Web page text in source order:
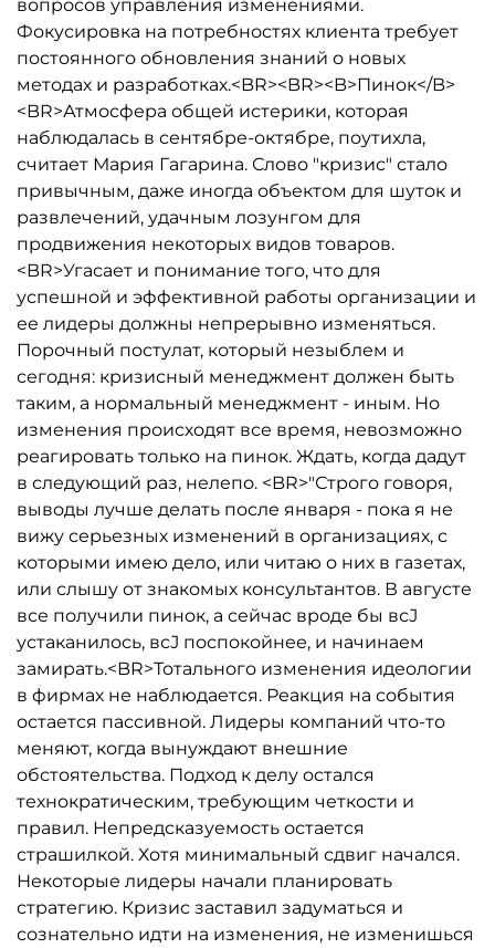
вопросов управления изменениями.
Фокусировка на потребностях клиента требует
постоянного обновления знаний о новых
методах и разработках.<BR><BR><B>Пинок</B>
<BR>Атмосфера общей истерики, которая
наблюдалась в сентябре-октябре, поутихла,
считает Мария Гагарина. Слово "кризис" стало
привычным, даже иногда объектом для шуток и
развлечений, удачным лозунгом для
продвижения некоторых видов товаров.
<BR>Угасает и понимание того, что для
успешной и эффективной работы организации и
ее лидеры должны непрерывно изменяться.
Порочный постулат, который незыблем и
сегодня: кризисный менеджмент должен быть
таким, а нормальный менеджмент - иным. Но
изменения происходят все время, невозможно
реагировать только на пинок. Ждать, когда дадут
в следующий раз, нелепо. <BR>"Строго говоря,
выводы лучше делать после января - пока я не
вижу серьезных изменений в организациях, с
которыми имею дело, или читаю о них в газетах,
или слышу от знакомых консультантов. В августе
все получили пинок, а сейчас вроде бы всЈ
устаканилось, всЈ поспокойнее, и начинаем
замирать.<BR>Тотального изменения идеологии
в фирмах не наблюдается. Реакция на события
остается пассивной. Лидеры компаний что-то
меняют, когда вынуждают внешние
обстоятельства. Подход к делу остался
технократическим, требующим четкости и
правил. Непредсказуемость остается
страшилкой. Хотя минимальный сдвиг начался.
Некоторые лидеры начали планировать
стратегию. Кризис заставил задуматься и
сознательно идти на изменения, не изменишься